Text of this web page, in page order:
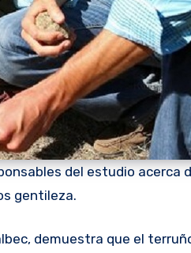
del estudio acerca
gentileza.